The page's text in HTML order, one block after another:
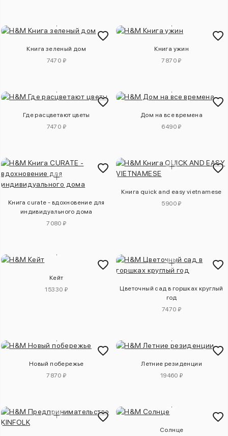
Книга зеленый дом
7470 ₽
Книга ужин
7870 ₽
Где расцветают цветы
7470 ₽
Дом на все времена
6490 ₽
Книга curate - вдохновение для
индивидуального дома
7080 ₽
Книга quick and easy vietnamese
5900 ₽
Кейт
15330 ₽
Цветочный сад в горшках круглый
год
7470 ₽
Новый побережье
7870 ₽
Летние резиденции
19460 ₽
Солнце